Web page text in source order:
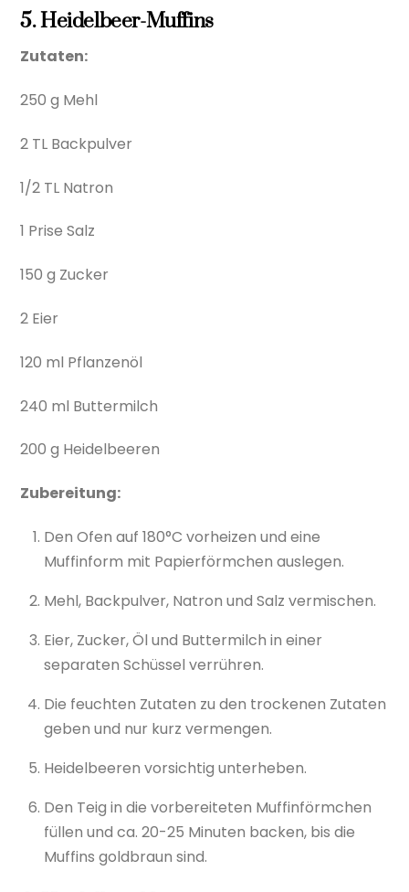
5. Heidelbeer-Muffins
Zutaten:
250 g Mehl
2 TL Backpulver
1/2 TL Natron
1 Prise Salz
150 g Zucker
2 Eier
120 ml Pflanzenöl
240 ml Buttermilch
200 g Heidelbeeren
Zubereitung:
Den Ofen auf 180°C vorheizen und eine
Muffinform mit Papierförmchen auslegen.
Mehl, Backpulver, Natron und Salz vermischen.
Eier, Zucker, Öl und Buttermilch in einer
separaten Schüssel verrühren.
Die feuchten Zutaten zu den trockenen Zutaten
geben und nur kurz vermengen.
Heidelbeeren vorsichtig unterheben.
Den Teig in die vorbereiteten Muffinförmchen
füllen und ca. 20-25 Minuten backen, bis die
Muffins goldbraun sind.